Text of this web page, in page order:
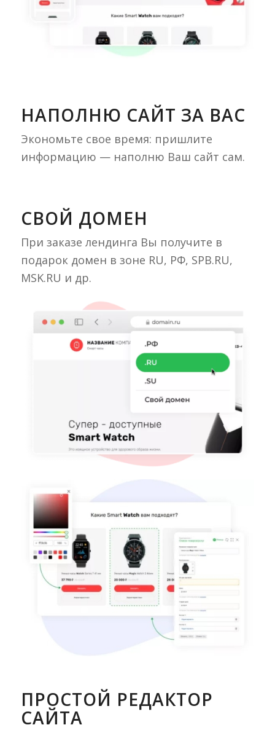
НАПОЛНЮ САЙТ ЗА ВАС
Экономьте свое время: пришлите
информацию — наполню Ваш сайт сам.
СВОЙ ДОМЕН
При заказе лендинга Вы получите в
подарок домен в зоне RU, РФ, SPB.RU,
MSK.RU и др.
ПРОСТОЙ РЕДАКТОР
САЙТА